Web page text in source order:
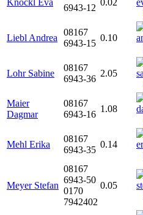
Knöckl Eva
6943-12
0.02
Liebl Andrea
08167
6943-15
0.10
Lohr Sabine
08167
6943-36
2.05
Maier
Dagmar
08167
6943-16
1.08
Mehl Erika
08167
6943-35
0.14
Meyer Stefan
08167
6943-50
0170
7942402
0.05